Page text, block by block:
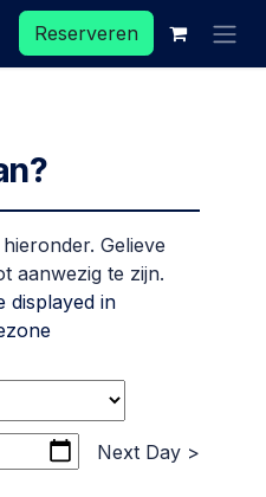
Reserveren
Gelieve
aanwezig te zijn.
displayed in
Next Day >